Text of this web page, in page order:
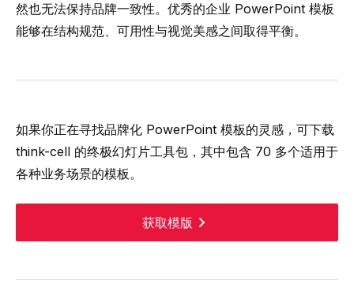
然也无法保持品牌一致性。优秀的企业 PowerPoint 模板
能够在结构规范、可用性与视觉美感之间取得平衡。
如果你正在寻找品牌化 PowerPoint 模板的灵感，可下载
think-cell 的终极幻灯片工具包，其中包含 70 多个适用于
各种业务场景的模板。
获取模版